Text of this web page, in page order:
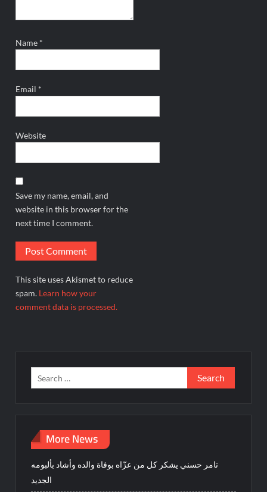
Name *
Email *
Website
Save my name, email, and
website in this browser for the
next time I comment.
This site uses Akismet to reduce
spam. Learn how your
comment data is processed.
Search
for:
More News
تامر حسني يشكر كل من عزّاه بوفاة والده وأشاد بألبومه
الجديد